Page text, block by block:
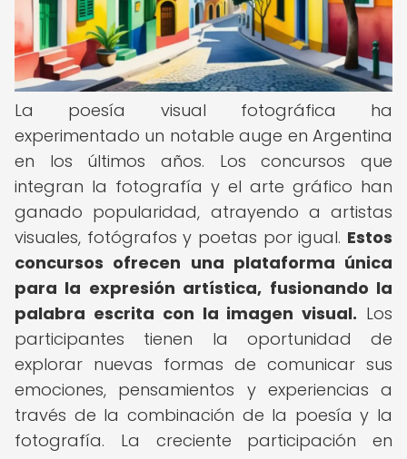
La poesía visual fotográfica ha
experimentado un notable auge en Argentina
en los últimos años. Los concursos que
integran la fotografía y el arte gráfico han
ganado popularidad, atrayendo a artistas
visuales, fotógrafos y poetas por igual. Estos
concursos ofrecen una plataforma única
para la expresión artística, fusionando la
palabra escrita con la imagen visual. Los
participantes tienen la oportunidad de
explorar nuevas formas de comunicar sus
emociones, pensamientos y experiencias a
través de la combinación de la poesía y la
fotografía. La creciente participación en